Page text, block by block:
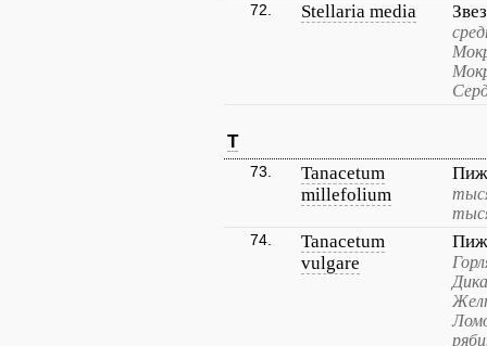
72. Stellaria media
T
73.
Tanacetum
millefolium
74.
Tanacetum
vulgare